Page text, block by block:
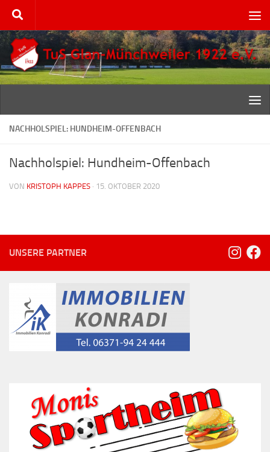
Zum Inhalt springen
NACHHOLSPIEL: HUNDHEIM-OFFENBACH
Nachholspiel: Hundheim-Offenbach
VON KRISTOPH KAPPES · 15. OKTOBER 2020
UNSERE PARTNER